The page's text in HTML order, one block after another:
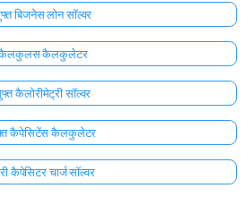
बिजनेस लोन सॉल्वर
कैलकुलेटर
कैलोरीमेट्री सॉल्वर
कैपेसिटेंस कैलकुलेटर
कैपेसिटर चार्ज सॉल्वर